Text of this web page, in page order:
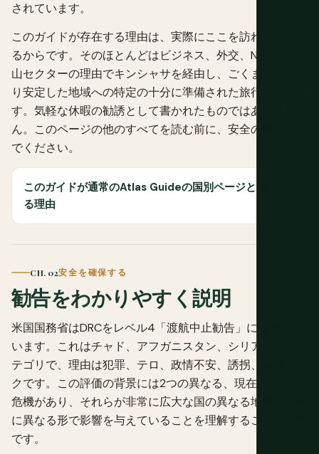
されています。
このガイドが存在する理由は、実際にここを訪れる人がい
るからです。そのほとんどはビジネス、外交、NGO、鉱
山セクターの理由でキンシャサを経由し、ごくまれに、よ
り安定した地域への特定の十分に準備された旅行がありま
す。気軽な休暇の勧誘として書かれたものではありませ
ん。このページの他のすべてを読む前に、安全の章を読ん
でください。
このガイドが通常のAtlas Guideの国別ページと異な
る理由
CH. 02安全を確保する
勧告をわかりやすく説明
米国国務省はDRCをレベル4「渡航中止勧告」に指定して
います。これはチャド、アフガニスタン、シリアと同じカ
テゴリで、理由は犯罪、テロ、政情不安、誘拐、健康リス
クです。この評価の背景には2つの異なる、現在進行中の
危機があり、それらが非常に広大な国の異なる地域に非常
に異なる形で影響を与えていることを理解することが重要
です。